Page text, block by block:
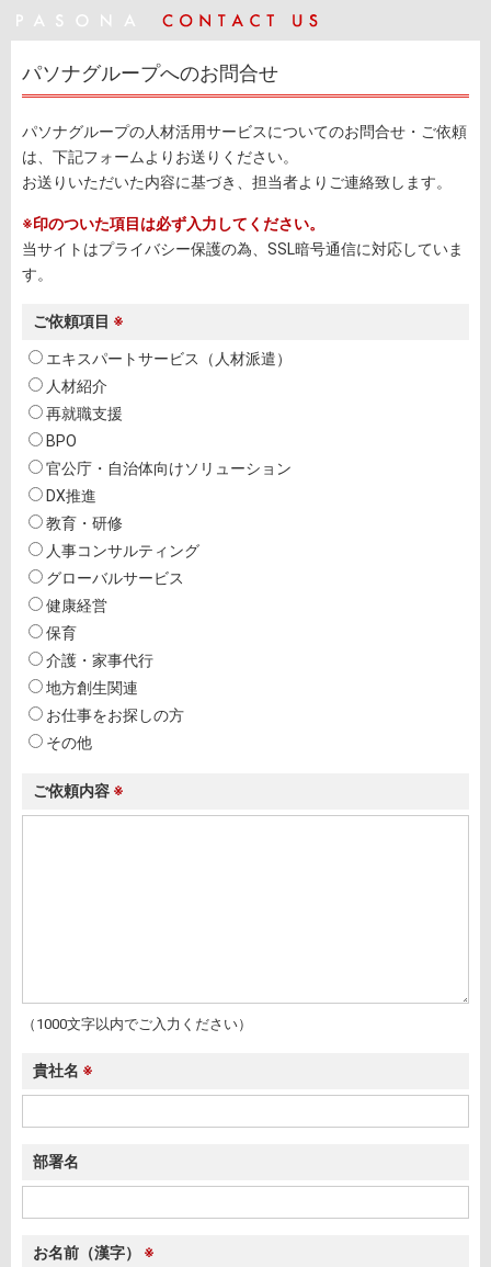
パソナグループへのお問合せ
パソナグループの人材活用サービスについてのお問合せ・ご依頼
は、下記フォームよりお送りください。
お送りいただいた内容に基づき、担当者よりご連絡致します。
※印のついた項目は必ず入力してください。
当サイトはプライバシー保護の為、SSL暗号通信に対応していま
す。
ご依頼項目 ※
エキスパートサービス（人材派遣）
人材紹介
再就職支援
BPO
官公庁・自治体向けソリューション
DX推進
教育・研修
人事コンサルティング
グローバルサービス
健康経営
保育
介護・家事代行
地方創生関連
お仕事をお探しの方
その他
ご依頼内容 ※
（1000文字以内でご入力ください）
貴社名 ※
部署名
お名前 （漢字） ※